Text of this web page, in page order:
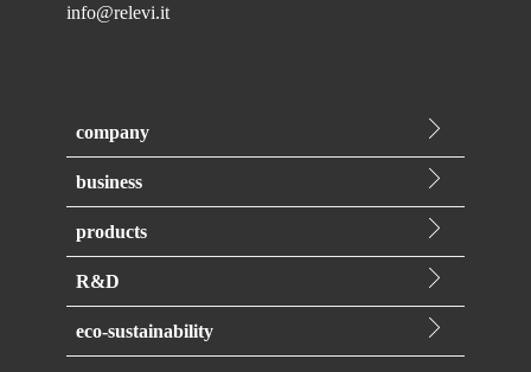
info@relevi.it
company
Quienes somos
Historia
Calidad
Producción
Logística
business
Marcas blancas
Productos de marca
Marca Relevi
products
Cuidado del baño
Ambientadores
Velas perfumadas
Antipolillas
R&D
Innovación
eco-sustainability